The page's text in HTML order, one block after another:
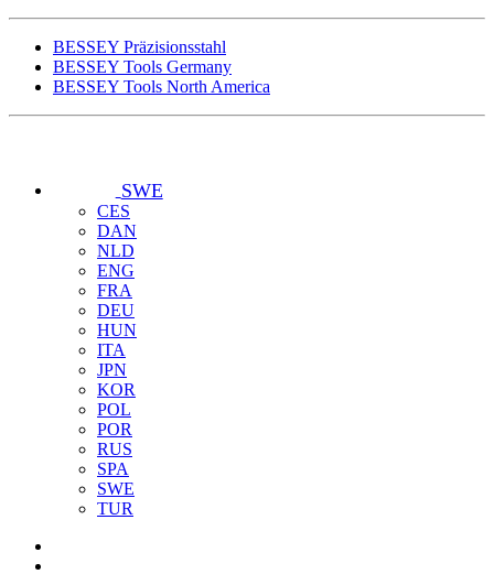
BESSEY Präzisionsstahl
BESSEY Tools Germany
BESSEY Tools North America
SWE
CES
DAN
NLD
ENG
FRA
DEU
HUN
ITA
JPN
KOR
POL
POR
RUS
SPA
SWE
TUR